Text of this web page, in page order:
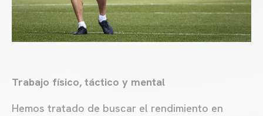
Trabajo físico, táctico y mental
Hemos tratado de buscar el rendimiento en